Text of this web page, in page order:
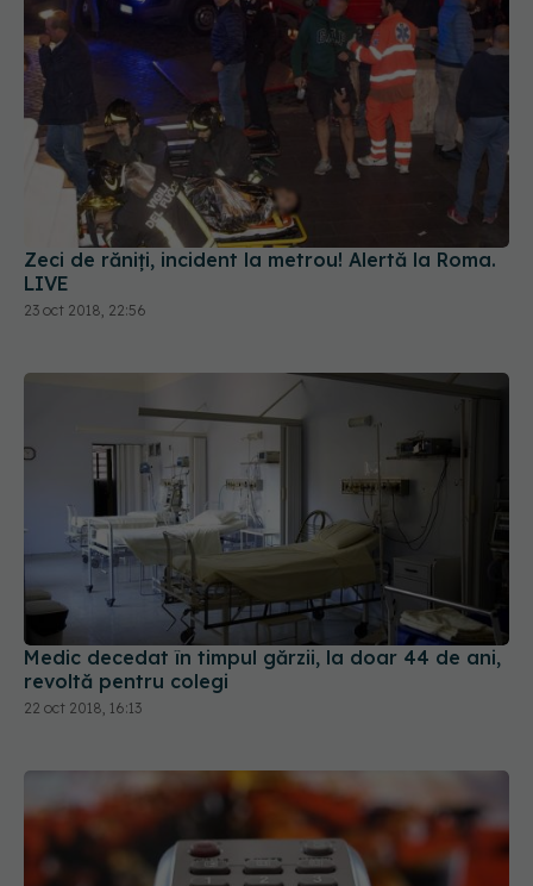
Zeci de răniți, incident la metrou! Alertă la Roma.
LIVE
23 oct 2018, 22:56
Medic decedat în timpul gărzii, la doar 44 de ani,
revoltă pentru colegi
22 oct 2018, 16:13